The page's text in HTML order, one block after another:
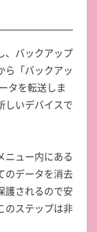
、バックアップ
ら「バックアッ
タを転送しま
しいデバイスで
ニュー内にある
のデータを消去
護されるので安
のステップは非